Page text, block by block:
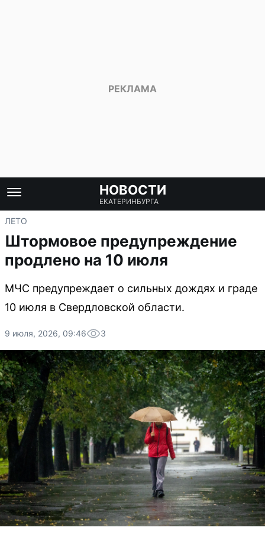
НОВОСТИ
ЕКАТЕРИНБУРГА
ЛЕТО
Штормовое предупреждение
продлено на 10 июля
МЧС предупреждает о сильных дождях и граде
10 июля в Свердловской области.
9 июля, 2026, 09:46 3